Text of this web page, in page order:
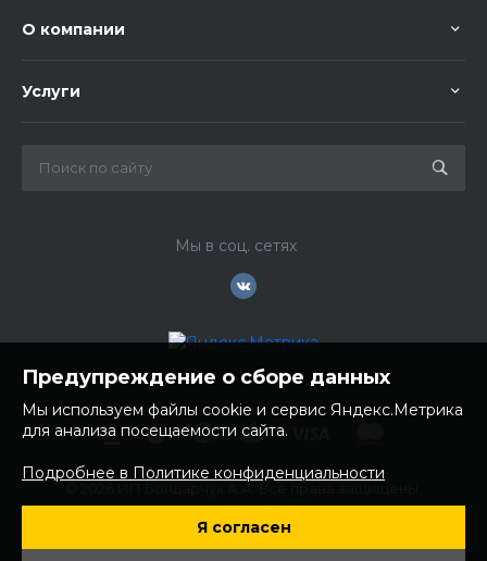
О компании
Услуги
Мы в соц. сетях
ИНН: 252100758085
ОГРНИП: 304250236200270
Юр. адрес: 692481 Приморский край, Надеждинский район,
Предупреждение о сборе данных
Мы используем файлы cookie и сервис Яндекс.Метрика
для анализа посещаемости сайта.
Подробнее в Политике конфиденциальности
Я согласен